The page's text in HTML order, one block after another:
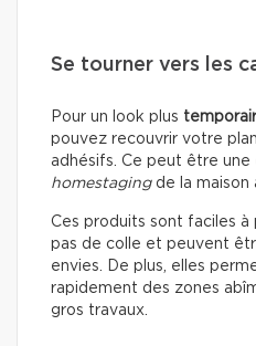
Se tourner vers les
Pour un look plus
pouvez recouvrir votre
adhésifs. Ce peut être
homestagingde la maison
Ces produits sont faciles à
pas de colle et peuvent
envies. De plus, elles
rapidement des zones
gros travaux.